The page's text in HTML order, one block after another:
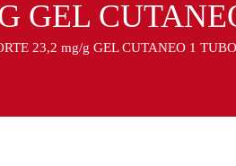
GEL
23,2 mg/g GEL CUTANEO 1